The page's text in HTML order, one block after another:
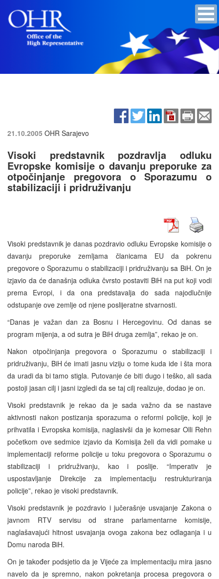
21.10.2005 OHR Sarajevo
Visoki predstavnik pozdravlja odluku
Evropske komisije o davanju preporuke za
otpočinjanje pregovora o Sporazumu o
stabilizaciji i pridruživanju
Visoki predstavnik je danas pozdravio odluku Evropske komisije o
davanju preporuke zemljama članicama EU da pokrenu
pregovore o Sporazumu o stabilizaciji i pridruživanju sa BiH. On je
izjavio da će današnja odluka čvrsto postaviti BiH na put koji vodi
prema Evropi, i da ona predstavalja do sada najodlučnije
odstupanje ove zemlje od njene poslijeratne stvarnosti.
“Danas je važan dan za Bosnu i Hercegovinu. Od danas se
program mijenja, a od sutra je BiH druga zemlja”, rekao je on.
Nakon otpočinjanja pregovora o Sporazumu o stabilizaciji i
pridruživanju, BiH će imati jasnu viziju o tome kuda ide i šta mora
da uradi da bi tamo stigla. Putovanje će biti dugo i teško, ali sada
postoji jasan cilj i jasni izgledi da se taj cilj realizuje, dodao je on.
Visoki predstavnik je rekao da je sada važno da se nastave
aktivnosti nakon postizanja sporazuma o reformi policije, koji je
prihvatila i Evropska komisija, naglasivši da je komesar Olli Rehn
početkom ove sedmice izjavio da Komisija želi da vidi pomake u
implementaciji reforme policije u toku pregovora o Sporazumu o
stabilizaciji i pridruživanju, kao i poslije. “Imperativ je
uspostavljanje Direkcije za implementaciju restrukturiranja
policije”, rekao je visoki predstavnik.
Visoki predstavnik je pozdravio i jučerašnje usvajanje Zakona o
javnom RTV servisu od strane parlamentarne komisije,
naglašavajući hitnost usvajanja ovoga zakona bez odlaganja i u
Domu naroda BiH.
On je također podsjetio da je Vijeće za implementaciju mira jasno
navelo da je spremno, nakon pokretanja procesa pregovora o